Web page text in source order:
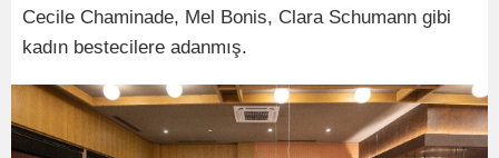
Cecile Chaminade, Mel Bonis, Clara Schumann gibi
kadın bestecilere adanmış.